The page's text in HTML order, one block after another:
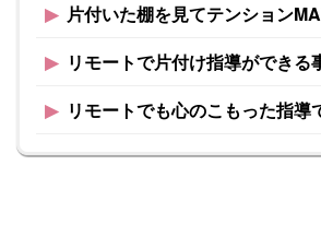
▶︎ 片付いた棚を見てテンション
▶︎ リモートで片付け指導ができる
▶︎ リモートでも心のこもった指導